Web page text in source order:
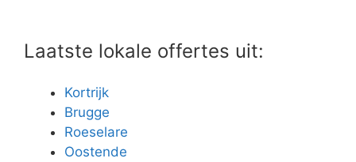
Laatste lokale offertes uit:
Kortrijk
Brugge
Roeselare
Oostende